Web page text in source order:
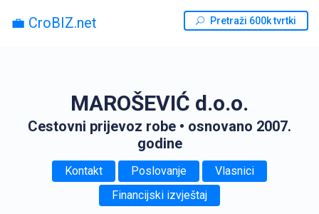
💼 CroBIZ.net Pretraži 600k tvrtki
MAROŠEVIĆ d.o.o.
Cestovni prijevoz robe • osnovano 2007.
godine
Kontakt Poslovanje
Vlasnici
Financijski izvještaj